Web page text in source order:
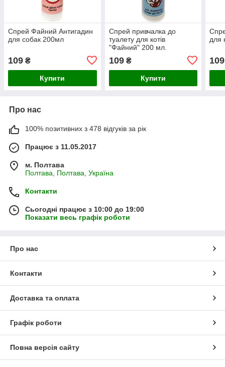
Спрей Файний Антигадин
для собак 200мл
109 ₴
Купити
Спрей привчалка до
туалету для котів
"Файний" 200 мл.
109₴
Купити
для
109
Про нас
100% позитивних з 478 відгуків за рік
Працює з 11.05.2017
м. Полтава
Полтава, Полтава, Україна
Контакти
Сьогодні працює з 10:00 до 19:00
Показати весь графік роботи
Про нас
Контакти
Доставка та оплата
Графік роботи
Повна версія сайту